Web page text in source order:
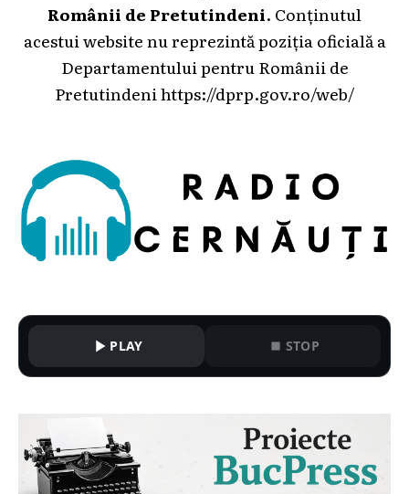
Românii de Pretutindeni. Conținutul
acestui website nu reprezintă poziția oficială a
Departamentului pentru Românii de
Pretutindeni https://dprp.gov.ro/web/
PLAY STOP